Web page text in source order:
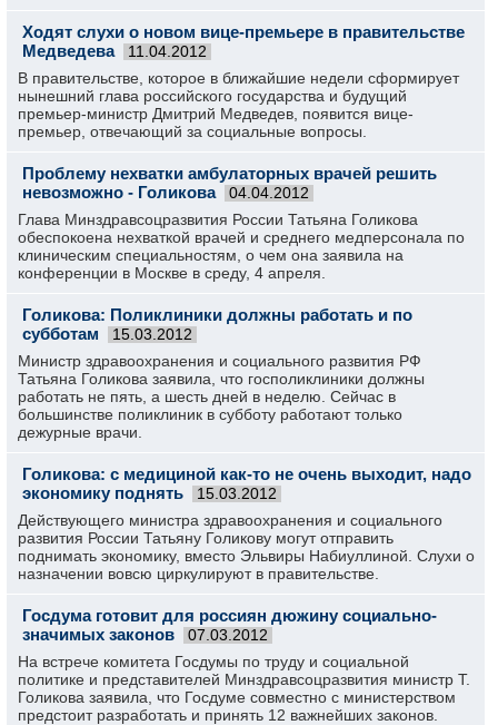
Ходят слухи о новом вице-премьере в правительстве
Медведева
11.04.2012
В правительстве, которое в ближайшие недели сформирует
нынешний глава российского государства и будущий
премьер-министр Дмитрий Медведев, появится вице-
премьер, отвечающий за социальные вопросы.
Проблему нехватки амбулаторных врачей решить
невозможно - Голикова
04.04.2012
Глава Минздравсоцразвития России Татьяна Голикова
обеспокоена нехваткой врачей и среднего медперсонала по
клиническим специальностям, о чем она заявила на
конференции в Москве в среду, 4 апреля.
Голикова: Поликлиники должны работать и по
субботам
15.03.2012
Министр здравоохранения и социального развития РФ
Татьяна Голикова заявила, что госполиклиники должны
работать не пять, а шесть дней в неделю. Сейчас в
большинстве поликлиник в субботу работают только
дежурные врачи.
Голикова: с медициной как-то не очень выходит, надо
экономику поднять
15.03.2012
Действующего министра здравоохранения и социального
развития России Татьяну Голикову могут отправить
поднимать экономику, вместо Эльвиры Набиуллиной. Слухи о
назначении вовсю циркулируют в правительстве.
Госдума готовит для россиян дюжину социально-
значимых законов
07.03.2012
На встрече комитета Госдумы по труду и социальной
политике и представителей Минздравсоцразвития министр Т.
Голикова заявила, что Госдуме совместно с министерством
предстоит разработать и принять 12 важнейших законов.